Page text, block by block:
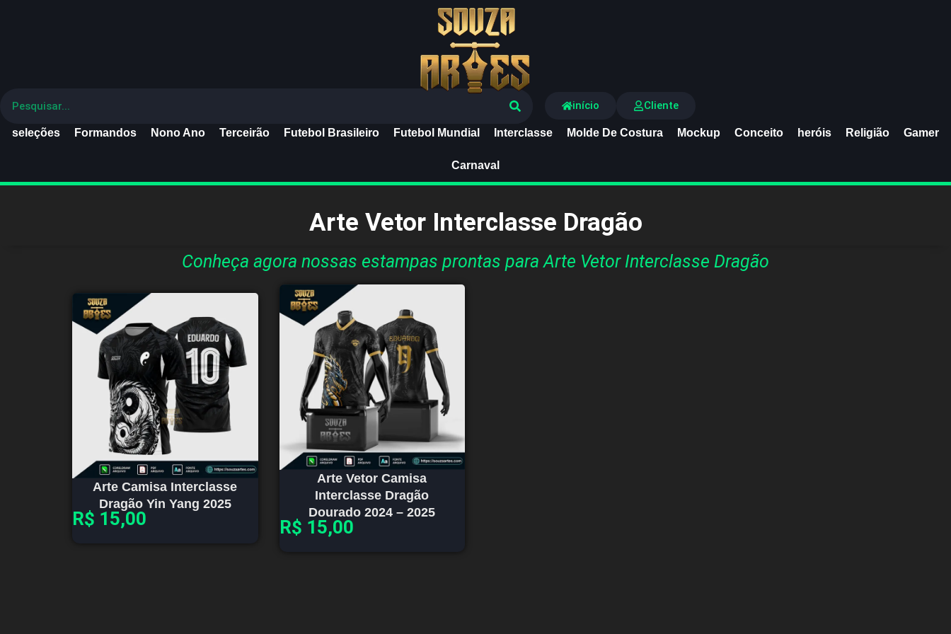
seleções Formandos Nono Ano Terceirão Futebol Brasileiro Futebol Mundial Interclasse Molde De Costura Mockup Conceito heróis Religião Gamer
Carnaval
início Cliente
Arte Vetor Interclasse Dragão
Conheça agora nossas estampas prontas para Arte Vetor Interclasse Dragão
Arte Camisa Interclasse
Dragão Yin Yang 2025
R$ 15,00
Arte Vetor Camisa
Interclasse Dragão
Dourado 2024 – 2025
R$ 15,00